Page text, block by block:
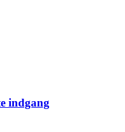
indgang